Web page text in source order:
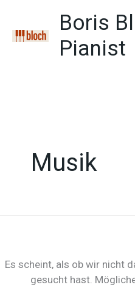
springen
Boris
Pianist
Musik
Es scheint, als ob wir nicht
gesucht hast.